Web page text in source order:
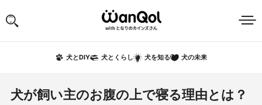
犬とDIY 犬とくらし 犬を知る 犬の未来
犬が飼い主のお腹の上で寝る理由とは？